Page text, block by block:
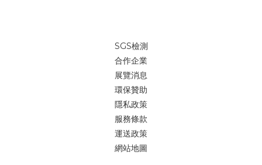
SGS檢測
合作企業
展覽消息
環保贊助
隱私政策
服務條款
運送政策
網站地圖